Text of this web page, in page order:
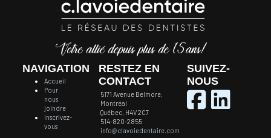
NAVIGATION
Accueil
Pour
nous
joindre
Inscrivez-
vous
RESTEZ EN
CONTACT
5171 Avenue Belmore,
Montréal
Québec, H4V 2C7
514-820-2855
info@clavoiedentaire.com
SUIVEZ-
NOUS